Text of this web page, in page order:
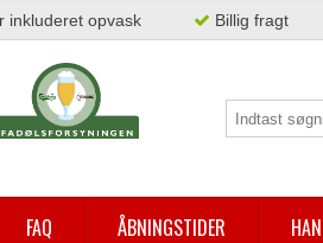
inkluderet opvask Billig fragt
FAQ ÅBNINGSTIDER